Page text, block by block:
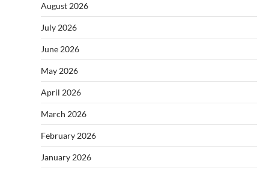
August 2026
July 2026
June 2026
May 2026
April 2026
March 2026
February 2026
January 2026